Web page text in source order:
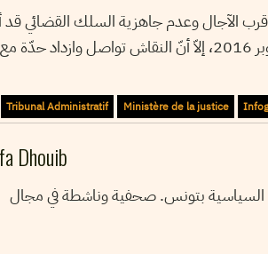
الآجال وعدم جاهزية السلك القضائي قد
منذ أفريل الماضي، وتأكّدت عدم إمكانية تنظيم الانتخابات في أكتوبر 2016، إلاّ أنّ النقاش تواصل
Ministère de la justice
Tribunal Administratif
Dhouib
السياسية بتونس. صحفية وناشطة في مجال